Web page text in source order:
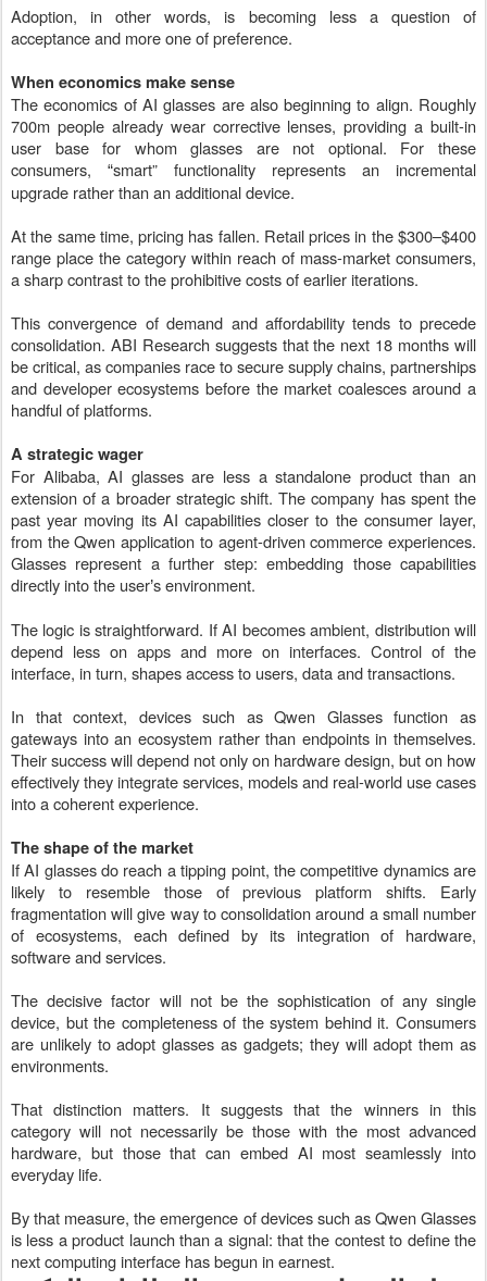
Adoption, in other words, is becoming less a question of
acceptance and more one of preference.
When economics make sense
The economics of AI glasses are also beginning to align. Roughly
700m people already wear corrective lenses, providing a built-in
user base for whom glasses are not optional. For these
consumers,
“smart” functionality represents an incremental
upgrade rather than an additional device.
At the same time, pricing has fallen. Retail prices in the $300–$400
range place the category within reach of mass-market consumers,
a sharp contrast to the prohibitive costs of earlier iterations.
This convergence of demand and affordability tends to precede
consolidation. ABI Research suggests that the next 18 months will
be critical, as companies race to secure supply chains, partnerships
and developer ecosystems before the market coalesces around a
handful of platforms.
A strategic wager
For Alibaba, AI glasses are less a standalone product than an
extension of a broader strategic shift. The company has spent the
past year moving its AI capabilities closer to the consumer layer,
from the Qwen application to agent-driven commerce experiences.
Glasses represent a further step: embedding those capabilities
directly into the user’s environment.
The logic is straightforward. If AI becomes ambient, distribution will
depend less on apps and more on interfaces. Control of the
interface, in turn, shapes access to users, data and transactions.
In that context, devices such as Qwen Glasses function as
gateways into an ecosystem rather than endpoints in themselves.
Their success will depend not only on hardware design, but on how
effectively they integrate services, models and real-world use cases
into a coherent experience.
The shape of the market
If AI glasses do reach a tipping point, the competitive dynamics are
likely to resemble those of previous platform shifts. Early
fragmentation will give way to consolidation around a small number
of ecosystems, each defined by its integration of hardware,
software and services.
The decisive factor will not be the sophistication of any single
device, but the completeness of the system behind it. Consumers
are unlikely to adopt glasses as gadgets; they will adopt them as
environments.
That distinction matters. It suggests that the winners in this
category will not necessarily be those with the most advanced
hardware, but those that can embed AI most seamlessly into
everyday life.
By that measure, the emergence of devices such as Qwen Glasses
is less a product launch than a signal: that the contest to define the
next computing interface has begun in earnest.